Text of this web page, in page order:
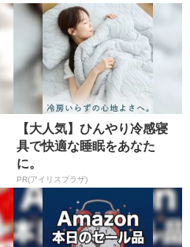
【大人気】ひんやり冷感寝
具で快適な睡眠をあなた
に。
PR(アイリスプラザ)